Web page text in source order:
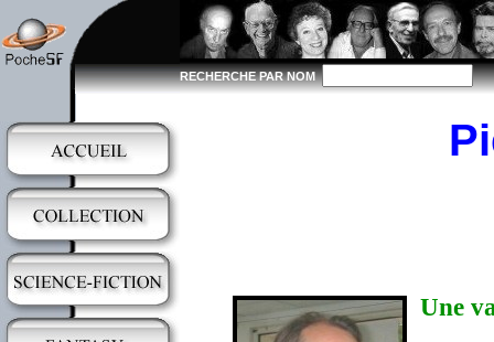
RECHERCHE PAR NOM
Une